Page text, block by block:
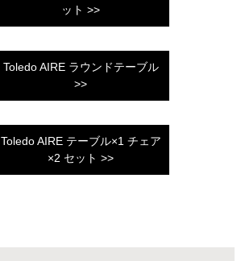
ット >>
Toledo AIRE ラウンドテーブル
>>
Toledo AIRE テーブル×1 チェア
×2 セット >>